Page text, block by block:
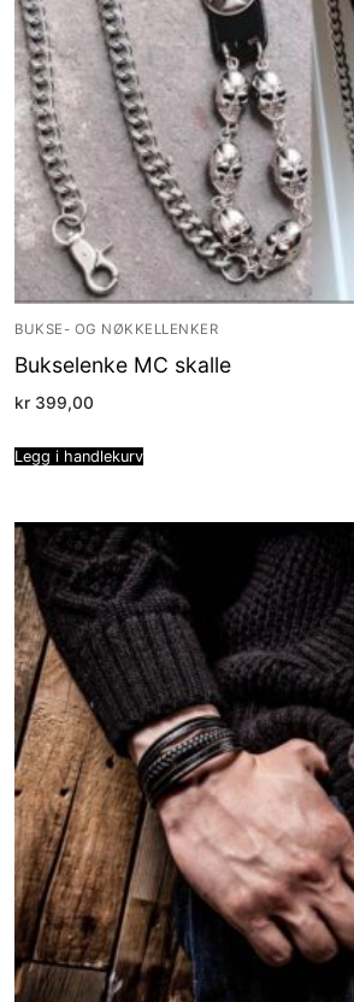
BUKSE- OG NØKKELLENKER
Bukselenke MC skalle
kr 399,00
Legg i handlekurv